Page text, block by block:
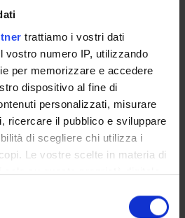
trattiamo i vostri dati
vostro numero IP, utilizzando
per memorizzare e accedere
dispositivo al fine di
personalizzati, misurare
ricercare il pubblico e sviluppare
di scegliere chi utilizza i
Le vostre scelte in materia di
su questa proprietà digitale
consenso in qualsiasi
credenziali GIA: solo così
e anche tramite l'app Univr.